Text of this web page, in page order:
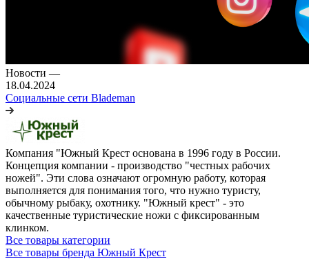
Новости —
18.04.2024
Социальные сети Blademan
Компания "Южный Крест основана в 1996 году в России.
Концепция компании - производство "честных рабочих
ножей". Эти слова означают огромную работу, которая
выполняется для понимания того, что нужно туристу,
обычному рыбаку, охотнику. "Южный крест" - это
качественные туристические ножи с фиксированным
клинком.
Все товары категории
Все товары бренда Южный Крест